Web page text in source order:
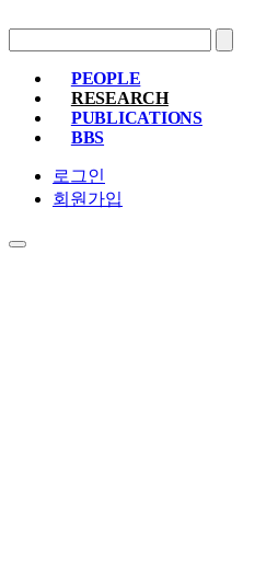
PEOPLE
PROFESSOR MEMBERS
RESEARCH
RESEARCH PROJECTS
PUBLICATIONS
BBS
NOTICE
로그인
회원가입